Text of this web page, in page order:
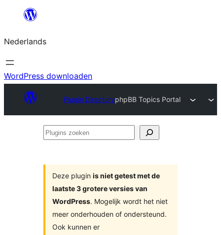
de
inhoud
Nederlands
WordPress downloaden
Plugin DirectoryphpBB Topics Portal
Plugins
Deze plugin is niet getest met de
laatste 3 grotere versies van
WordPress. Mogelijk wordt het niet
meer onderhouden of ondersteund.
Ook kunnen er